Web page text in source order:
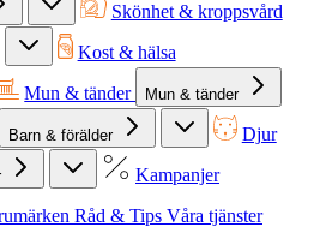
Skönhet & kroppsvård
Kost & hälsa
Mun & tänder Mun & tänder
Barn & förälder Djur
Kampanjer
Råd & Tips Våra tjänster